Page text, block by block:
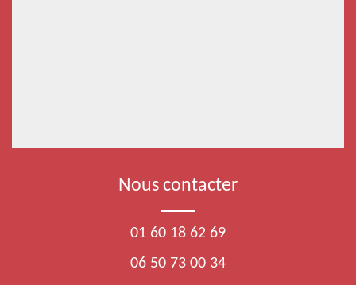
Nous contacter
01 60 18 62 69
06 50 73 00 34